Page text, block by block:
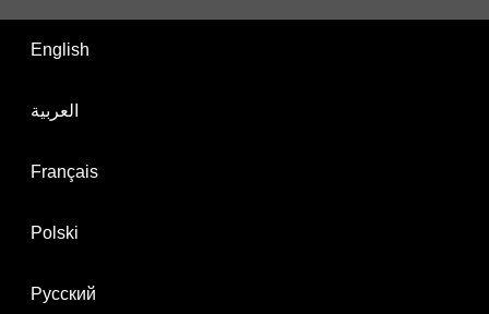
English
العربية
Français
Polski
Русский